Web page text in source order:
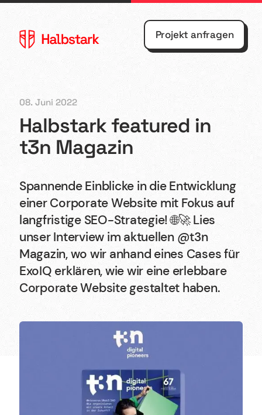
Agentur
Kontakt
Blog
Webdesign
Shopify
UX/UI
Design
English
Karriere Newsletter
Wir sind Halbstark, die Agentur für Webdesign,
Shopify und Webflow.
©2017-2026 · Made with Love in Stuttgart
Projekt anfragen
08. Juni 2022
Halbstark featured in
t3n Magazin
Spannende Einblicke in die Entwicklung
einer Corporate Website mit Fokus auf
langfristige SEO-Strategie! 🌐🚀 Lies
unser Interview im aktuellen @t3n
Magazin, wo wir anhand eines Cases für
ExoIQ erklären, wie wir eine erlebbare
Corporate Website gestaltet haben.